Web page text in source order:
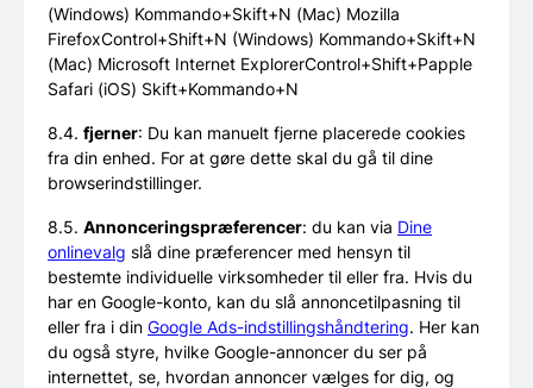
(Windows) Kommando+Skift+N (Mac) Mozilla
FirefoxControl+Shift+N (Windows) Kommando+Skift+N
(Mac) Microsoft Internet ExplorerControl+Shift+Papple
Safari (iOS) Skift+Kommando+N
8.4. fjerner: Du kan manuelt fjerne placerede cookies
fra din enhed. For at gøre dette skal du gå til dine
browserindstillinger.
8.5. Annonceringspræferencer: du kan via Dine
onlinevalg slå dine præferencer med hensyn til
bestemte individuelle virksomheder til eller fra. Hvis du
har en Google-konto, kan du slå annoncetilpasning til
eller fra i din Google Ads-indstillingshåndtering. Her kan
du også styre, hvilke Google-annoncer du ser på
internettet, se, hvordan annoncer vælges for dig, og